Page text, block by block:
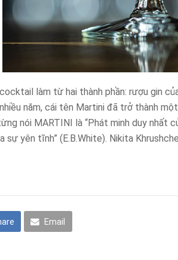
làm từ hai thành phần: rượu gin
năm, cái tên Martini đã trở thành
nói MARTINI là “Phát minh duy nhất
sự yên tĩnh” (E.B.White). Nikita
Email